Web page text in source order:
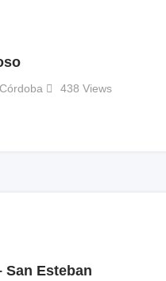
Córdoba 438 Views
San Esteban